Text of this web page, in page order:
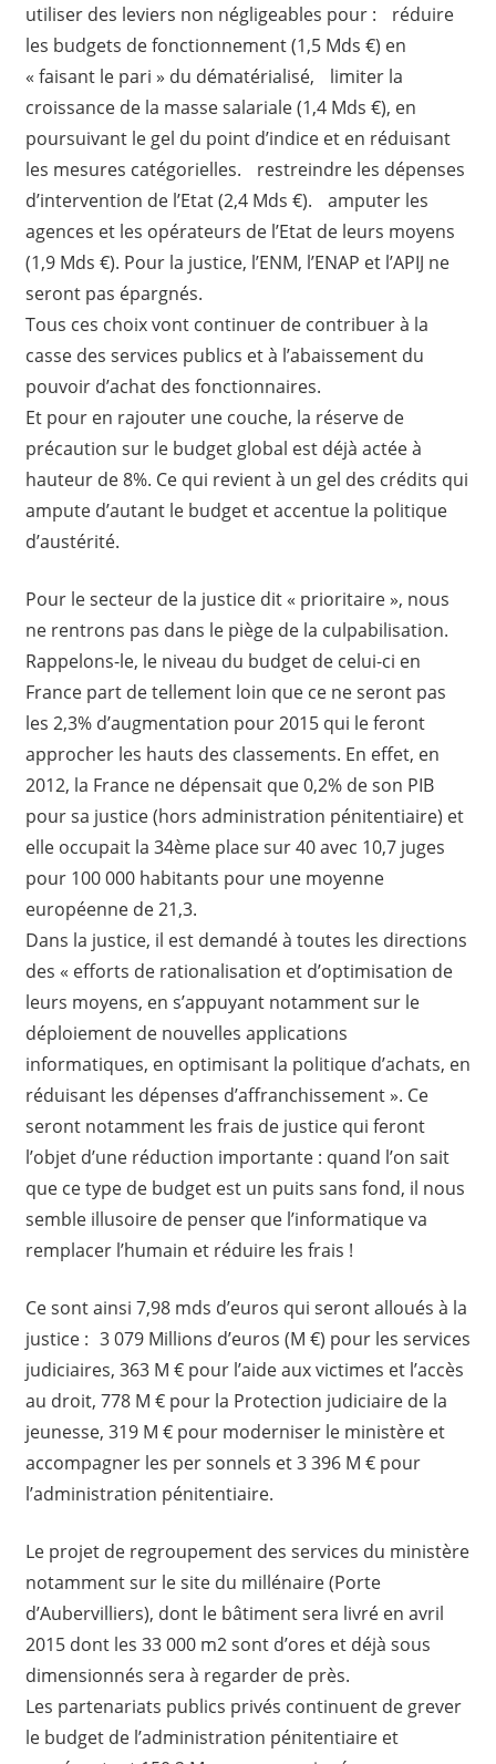
utiliser des leviers non négligeables pour : réduire
les budgets de fonctionnement (1,5 Mds €) en
« faisant le pari » du dématérialisé, limiter la
croissance de la masse salariale (1,4 Mds €), en
poursuivant le gel du point d’indice et en réduisant
les mesures catégorielles. restreindre les dépenses
d’intervention de l’Etat (2,4 Mds €). amputer les
agences et les opérateurs de l’Etat de leurs moyens
(1,9 Mds €). Pour la justice, l’ENM, l’ENAP et l’APIJ ne
seront pas épargnés.
Tous ces choix vont continuer de contribuer à la
casse des services publics et à l’abaissement du
pouvoir d’achat des fonctionnaires.
Et pour en rajouter une couche, la réserve de
précaution sur le budget global est déjà actée à
hauteur de 8%. Ce qui revient à un gel des crédits qui
ampute d’autant le budget et accentue la politique
d’austérité.
Pour le secteur de la justice dit « prioritaire », nous
ne rentrons pas dans le piège de la culpabilisation.
Rappelons-le, le niveau du budget de celui-ci en
France part de tellement loin que ce ne seront pas
les 2,3% d’augmentation pour 2015 qui le feront
approcher les hauts des classements. En effet, en
2012, la France ne dépensait que 0,2% de son PIB
pour sa justice (hors administration pénitentiaire) et
elle occupait la 34ème place sur 40 avec 10,7 juges
pour 100 000 habitants pour une moyenne
européenne de 21,3.
Dans la justice, il est demandé à toutes les directions
des « efforts de rationalisation et d’optimisation de
leurs moyens, en s’appuyant notamment sur le
déploiement de nouvelles applications
informatiques, en optimisant la politique d’achats, en
réduisant les dépenses d’affranchissement ». Ce
seront notamment les frais de justice qui feront
l’objet d’une réduction importante : quand l’on sait
que ce type de budget est un puits sans fond, il nous
semble illusoire de penser que l’informatique va
remplacer l’humain et réduire les frais !
Ce sont ainsi 7,98 mds d’euros qui seront alloués à la
justice : 3 079 Millions d’euros (M €) pour les services
judiciaires, 363 M € pour l’aide aux victimes et l’accès
au droit, 778 M € pour la Protection judiciaire de la
jeunesse, 319 M € pour moderniser le ministère et
accompagner les per sonnels et 3 396 M € pour
l’administration pénitentiaire.
Le projet de regroupement des services du ministère
notamment sur le site du millénaire (Porte
d’Aubervilliers), dont le bâtiment sera livré en avril
2015 dont les 33 000 m2 sont d’ores et déjà sous
dimensionnés sera à regarder de près.
Les partenariats publics privés continuent de grever
le budget de l’administration pénitentiaire et